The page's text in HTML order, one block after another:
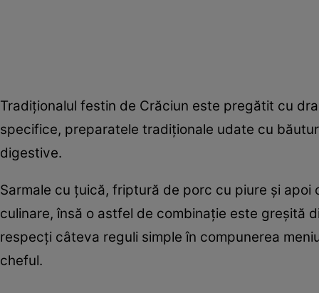
Tradiţionalul festin de Crăciun este pregătit cu
specifice, preparatele tradiţionale udate cu
digestive.
Sarmale cu ţuică, friptură de porc cu piure şi
culinare, însă o astfel de combinaţie este greşită
respecţi câteva reguli simple în compunerea
cheful.